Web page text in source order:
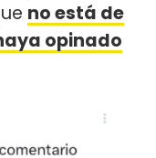
no está de
opinado